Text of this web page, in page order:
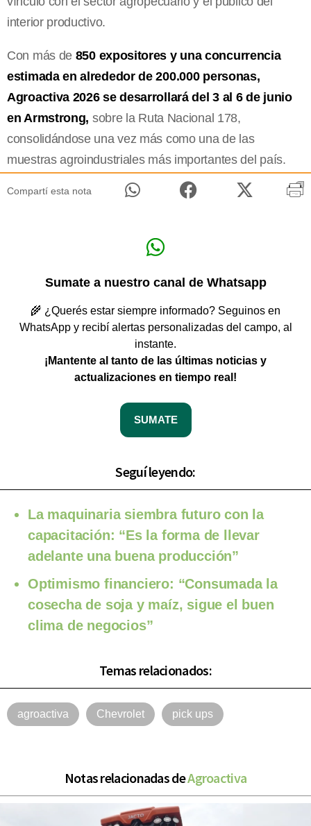
interior productivo.
Con más de 850 expositores y una concurrencia
estimada en alrededor de 200.000 personas,
Agroactiva 2026 se desarrollará del 3 al 6 de junio
en Armstrong, sobre la Ruta Nacional 178,
consolidándose una vez más como una de las
muestras agroindustriales más importantes del país.
Compartí esta nota
Sumate a nuestro canal de Whatsapp
🌾 ¿Querés estar siempre informado? Seguinos en
WhatsApp y recibí alertas personalizadas del campo, al
instante.
¡Mantente al tanto de las últimas noticias y
actualizaciones en tiempo real!
SUMATE
Seguí leyendo:
La maquinaria siembra futuro con la
capacitación: “Es la forma de llevar
adelante una buena producción”
Optimismo financiero: “Consumada la
cosecha de soja y maíz, sigue el buen
clima de negocios”
Temas relacionados:
agroactiva Chevrolet pick ups
Notas relacionadas deAgroactiva